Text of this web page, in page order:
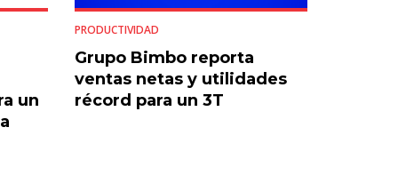
un
PRODUCTIVIDAD
Grupo Bimbo reporta
ventas netas y utilidades
récord para un 3T